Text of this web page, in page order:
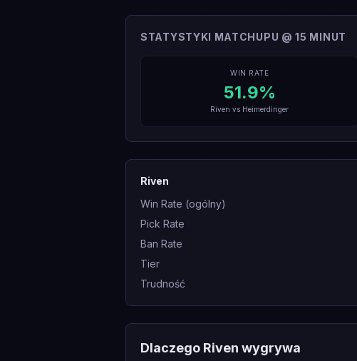
STATYSTYKI MATCHUPU @ 15 MINUT
WIN RATE
51.9%
Riven vs Heimerdinger
Riven
Win Rate (ogólny)
Pick Rate
Ban Rate
Tier
Trudność
Dlaczego Riven wygrywa